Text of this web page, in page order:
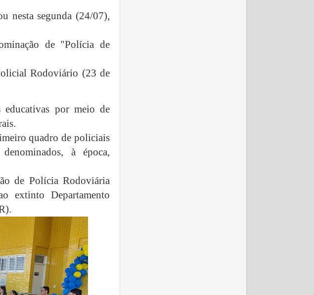
nesta segunda (24/07),
de "Polícia de
Rodoviário (23 de
educativas por meio de
quadro de policiais
à época,
de Polícia Rodoviária
extinto Departamento